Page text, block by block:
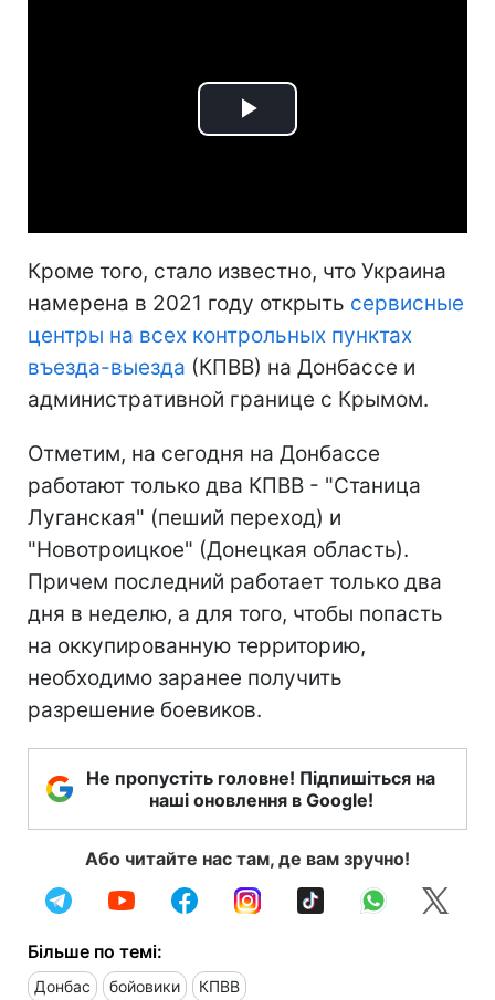
Play
Кроме того, стало известно, что Украина
намерена в 2021 году открыть сервисные
центры на всех контрольных пунктах
въезда-выезда (КПВВ) на Донбассе и
административной границе с Крымом.
Отметим, на сегодня на Донбассе
работают только два КПВВ - "Станица
Луганская" (пеший переход) и
"Новотроицкое" (Донецкая область).
Причем последний работает только два
дня в неделю, а для того, чтобы попасть
на оккупированную территорию,
необходимо заранее получить
разрешение боевиков.
Не пропустіть головне! Підпишіться на
наші оновлення в Google!
Або читайте нас там, де вам зручно!
Більше по темі:
Донбас бойовики КПВВ